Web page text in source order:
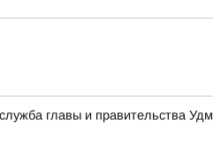
главы и правительства